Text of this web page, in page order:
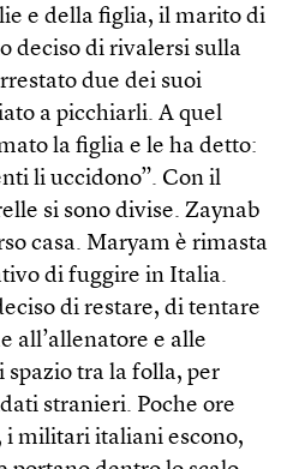
e della figlia, il marito di
deciso di rivalersi sulla
due dei suoi
a picchiarli. A quel
la figlia e le ha detto:
li uccidono”. Con il
si sono divise. Zaynab
casa. Maryam è rimasta
di fuggire in Italia.
di restare, di tentare
all’allenatore e alle
spazio tra la folla, per
stranieri. Poche ore
i militari italiani escono,